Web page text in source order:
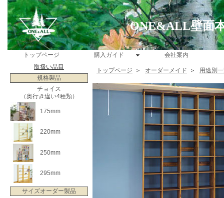
ONE&ALL壁面
トップページ 購入ガイド
会社案内
取扱い品目
規格製品
チョイス
（奥行き違い4種類）
175mm
220mm
250mm
295mm
サイズオーダー製品
トップページ ＞ オーダーメイド ＞ 用途別